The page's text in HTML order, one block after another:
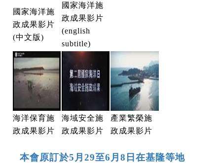
國家海洋施
政成果影片
(中文版)
國家海洋施
政成果影片
(english
subtitle)
海洋保育施
政成果影片
海域安全施
政成果影片
產業繁榮施
政成果影片
本會原訂於5月29至6月8日在基隆等地